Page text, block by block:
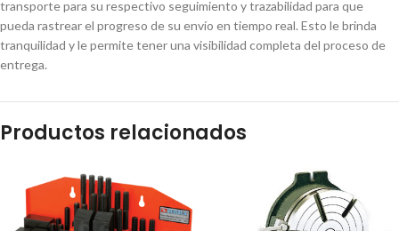
transporte para su respectivo seguimiento y trazabilidad para que
pueda rastrear el progreso de su envío en tiempo real. Esto le brinda
tranquilidad y le permite tener una visibilidad completa del proceso de
entrega.
Productos relacionados